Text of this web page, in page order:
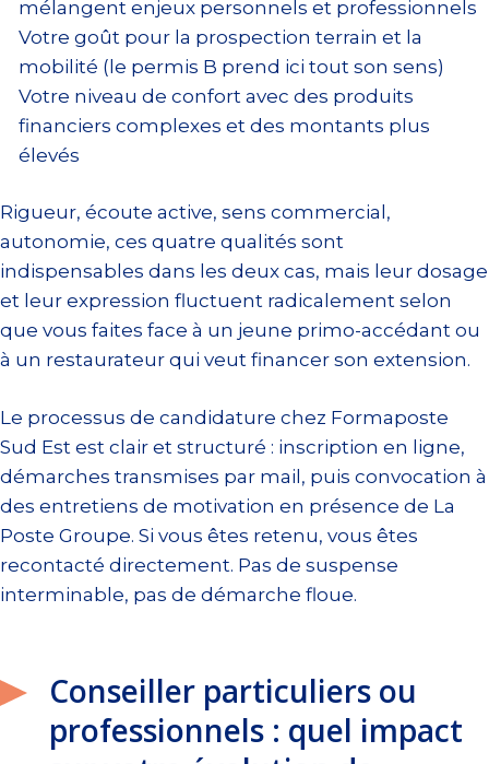
mélangent enjeux personnels et professionnels
Votre goût pour la prospection terrain et la
mobilité (le permis B prend ici tout son sens)
Votre niveau de confort avec des produits
financiers complexes et des montants plus
élevés
Rigueur, écoute active, sens commercial,
autonomie, ces quatre qualités sont
indispensables dans les deux cas, mais leur dosage
et leur expression fluctuent radicalement selon
que vous faites face à un jeune primo-accédant ou
à un restaurateur qui veut financer son extension.
Le processus de candidature chez Formaposte
Sud Est est clair et structuré : inscription en ligne,
démarches transmises par mail, puis convocation à
des entretiens de motivation en présence de La
Poste Groupe. Si vous êtes retenu, vous êtes
recontacté directement. Pas de suspense
interminable, pas de démarche floue.
Conseiller particuliers ou
professionnels : quel impact